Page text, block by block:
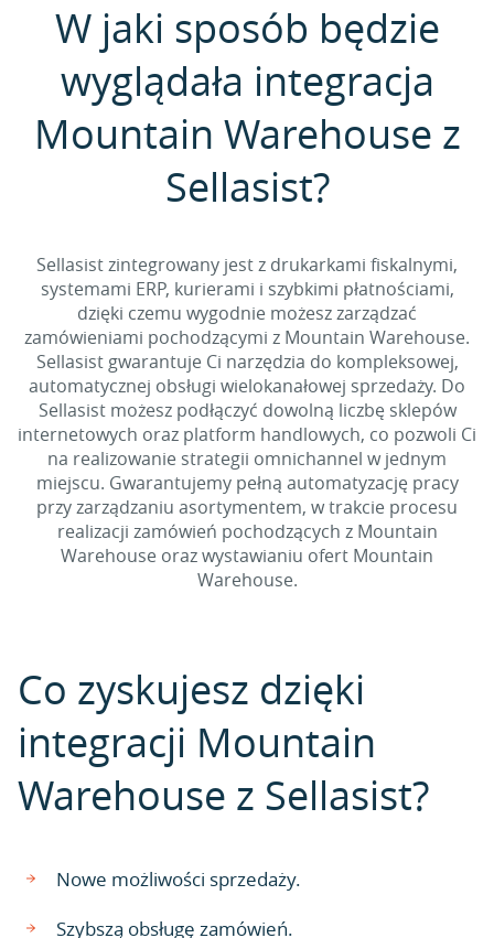
W jaki sposób będzie
wyglądała integracja
Mountain Warehouse z
Sellasist?
Sellasist zintegrowany jest z drukarkami fiskalnymi,
systemami ERP, kurierami i szybkimi płatnościami,
dzięki czemu wygodnie możesz zarządzać
zamówieniami pochodzącymi z Mountain Warehouse.
Sellasist gwarantuje Ci narzędzia do kompleksowej,
automatycznej obsługi wielokanałowej sprzedaży. Do
Sellasist możesz podłączyć dowolną liczbę sklepów
internetowych oraz platform handlowych, co pozwoli Ci
na realizowanie strategii omnichannel w jednym
miejscu. Gwarantujemy pełną automatyzację pracy
przy zarządzaniu asortymentem, w trakcie procesu
realizacji zamówień pochodzących z Mountain
Warehouse oraz wystawianiu ofert Mountain
Warehouse.
Co zyskujesz dzięki
integracji Mountain
Warehouse z Sellasist?
Nowe możliwości sprzedaży.
Szybszą obsługę zamówień.